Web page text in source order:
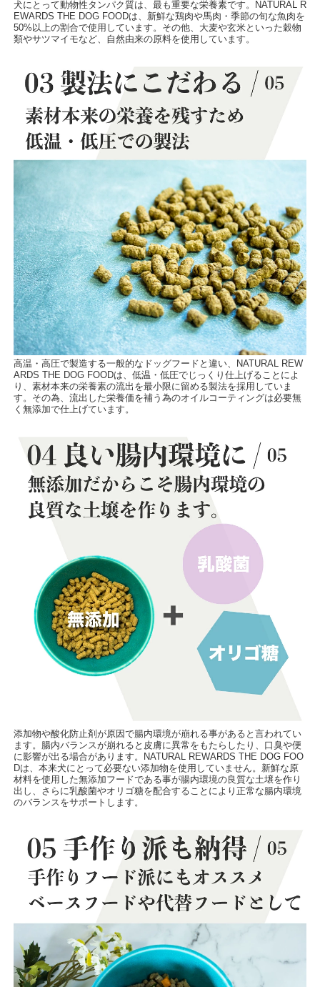
犬にとって動物性タンパク質は、最も重要な栄養素です。NATURAL R
EWARDS THE DOG FOODは、新鮮な鶏肉や馬肉・季節の旬な魚肉を
50%以上の割合で使用しています。その他、大麦や玄米といった穀物
類やサツマイモなど、自然由来の原料を使用しています。
高温・高圧で製造する一般的なドッグフードと違い、NATURAL REW
ARDS THE DOG FOODは、低温・低圧でじっくり仕上げることによ
り、素材本来の栄養素の流出を最小限に留める製法を採用していま
す。その為、流出した栄養価を補う為のオイルコーティングは必要無
く無添加で仕上げています。
添加物や酸化防止剤が原因で腸内環境が崩れる事があると言われてい
ます。腸内バランスが崩れると皮膚に異常をもたらしたり、口臭や便
に影響が出る場合があります。NATURAL REWARDS THE DOG FOO
Dは、本来犬にとって必要ない添加物を使用していません。新鮮な原
材料を使用した無添加フードである事が腸内環境の良質な土壌を作り
出し、さらに乳酸菌やオリゴ糖を配合することにより正常な腸内環境
のバランスをサポートします。